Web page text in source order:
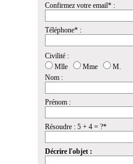
Confirmez votre email* :
Téléphone* :
Civilité :
Mlle
Mme
M.
Nom :
Prénom :
Résoudre : 5 + 4 = ?*
Décrire l'objet :